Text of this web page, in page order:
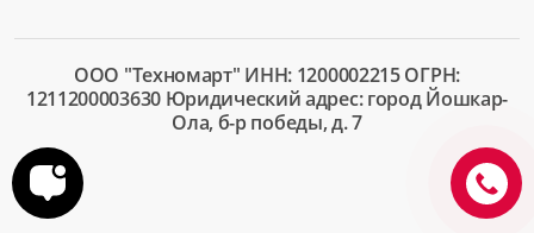
ООО "Техномарт" ИНН: 1200002215 ОГРН:
1211200003630 Юридический адрес: город Йошкар-
Ола, б-р победы, д. 7
+7 (495)
023-91-
73